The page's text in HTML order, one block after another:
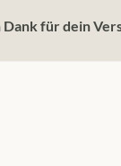
für dein